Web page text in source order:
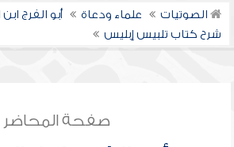
الصوتيات علماء ودعاة
أبو الفرج
شرح كتاب تلبيس إبليس
صفحة المحاضر